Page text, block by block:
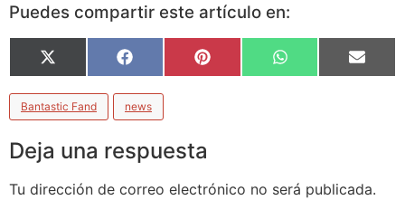
Puedes compartir este artículo en:
X
(Twitter)
Facebook Pinterest WhatsApp Email
Bantastic Fand news
Deja una respuesta
Tu dirección de correo electrónico no será publicada.